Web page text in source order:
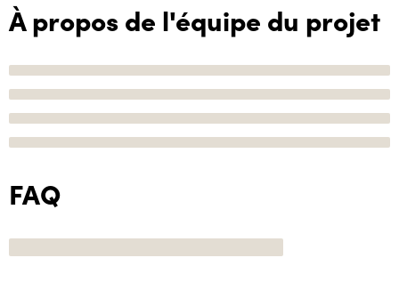
À propos de l'équipe du projet
FAQ